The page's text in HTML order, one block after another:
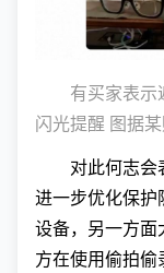
有买家表示
闪光提醒 图据
对此何志
进一步优化保护
设备，另一方
方在使用偷拍偷